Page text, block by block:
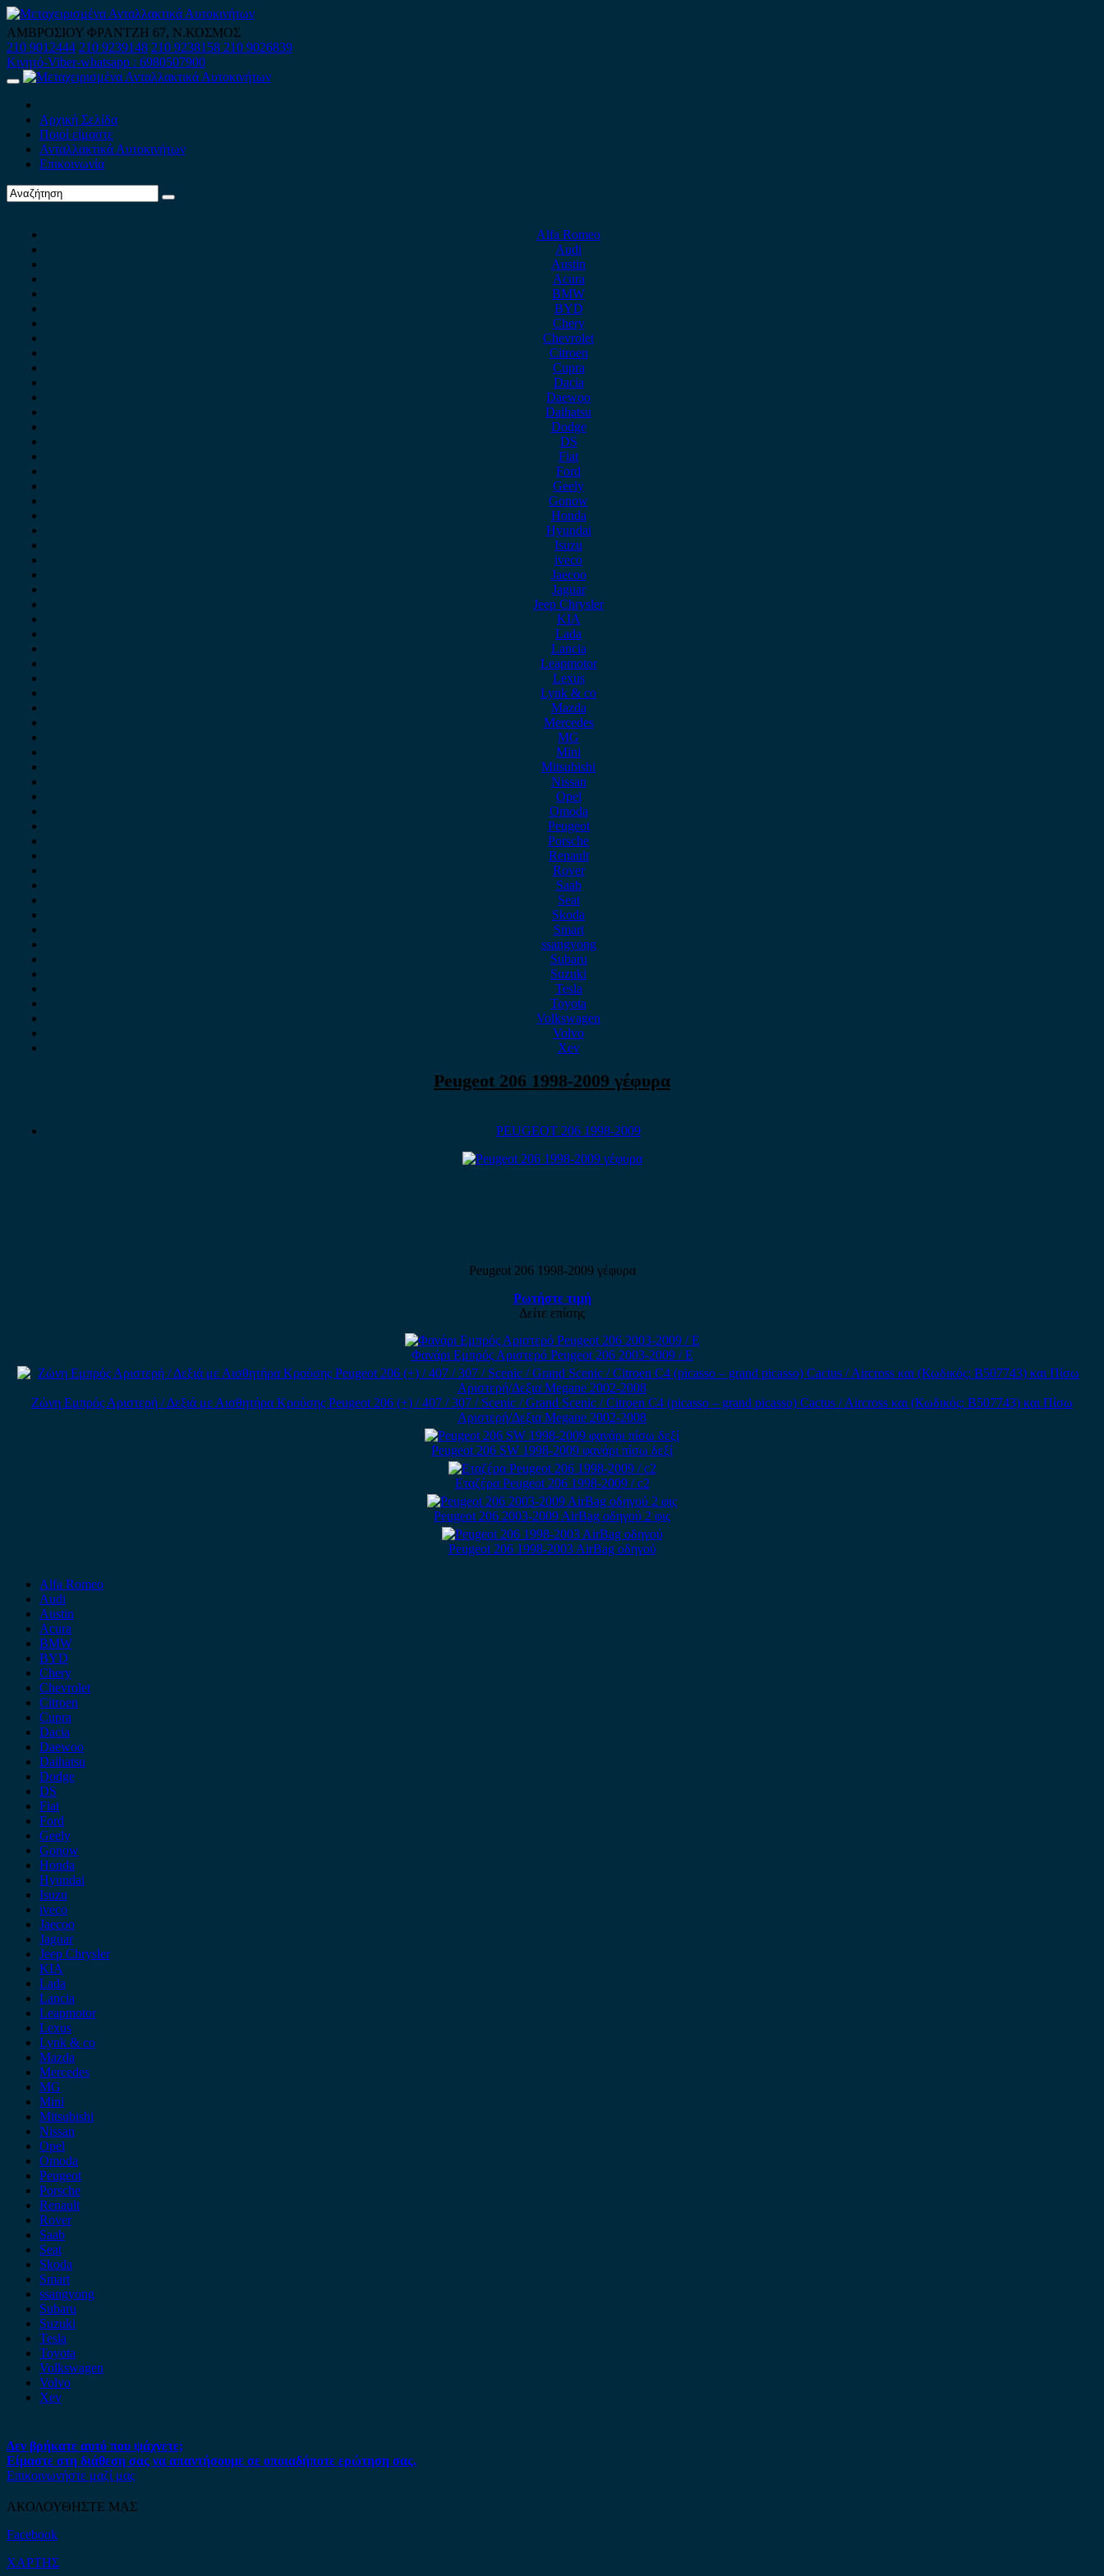
Skip
to
content
ΑΜΒΡΟΣΙΟΥ ΦΡΑΝΤΖΗ 67, Ν.ΚΟΣΜΟΣ
210 9012444 210 9239148 210 9238158 210 9026839
Κινητό-Viber-whatsapp : 6980507900
Primary
Αρχική Σελίδα
Ποιοί είμαστε
Ανταλλακτικά Αυτοκινήτων
Επικοινωνία
Alfa Romeo
Audi
Austin
Acura
BMW
BYD
Chery
Chevrolet
Citroen
Cupra
Dacia
Daewoo
Daihatsu
Dodge
DS
Fiat
Ford
Geely
Gonow
Honda
Hyundai
Isuzu
iveco
Jaecoo
Jaguar
Jeep Chrysler
KIA
Lada
Lancia
Leapmotor
Lexus
Lynk & co
Mazda
Mercedes
MG
Mini
Mitsubishi
Nissan
Opel
Omoda
Peugeot
Porsche
Renault
Rover
Saab
Seat
Skoda
Smart
ssangyong
Subaru
Suzuki
Tesla
Toyota
Volkswagen
Volvo
Xev
Peugeot 206 1998-2009 γέφυρα
PEUGEOT 206 1998-2009
Peugeot 206 1998-2009 γέφυρα
Ρωτήστε τιμή
Δείτε επίσης
Φανάρι Εμπρός Αριστερό Peugeot 206 2003-2009 / Ε
Ζώνη Εμπρός Αριστερή / Δεξιά με Αισθητήρα Κρούσης Peugeot 206 (+) / 407 / 307 / Scenic / Grand Scenic / Citroen C4 (picasso – grand picasso) Cactus / Aircross και (Κωδικός: B507743) και Πίσω
Αριστερή/Δεξια Megane 2002-2008
Peugeot 206 SW 1998-2009 φανάρι πίσω δεξί
Εταζέρα Peugeot 206 1998-2009 / c2
Peugeot 206 2003-2009 AirBag οδηγού 2 φις
Peugeot 206 1998-2003 AirBag οδηγού
Alfa Romeo
Audi
Austin
Acura
BMW
BYD
Chery
Chevrolet
Citroen
Cupra
Dacia
Daewoo
Daihatsu
Dodge
DS
Fiat
Ford
Geely
Gonow
Honda
Hyundai
Isuzu
iveco
Jaecoo
Jaguar
Jeep Chrysler
KIA
Lada
Lancia
Leapmotor
Lexus
Lynk & co
Mazda
Mercedes
MG
Mini
Mitsubishi
Nissan
Opel
Omoda
Peugeot
Porsche
Renault
Rover
Saab
Seat
Skoda
Smart
ssangyong
Subaru
Suzuki
Tesla
Toyota
Volkswagen
Volvo
Xev
Δεν βρήκατε αυτό που ψάχνετε;
Είμαστε στη διάθεση σας να απαντήσουμε σε οποιαδήποτε ερώτηση σας.
Επικοινωνήστε μαζί μας
ΑΚΟΛΟΥΘΗΣΤΕ ΜΑΣ
Facebook
ΧΑΡΤΗΣ